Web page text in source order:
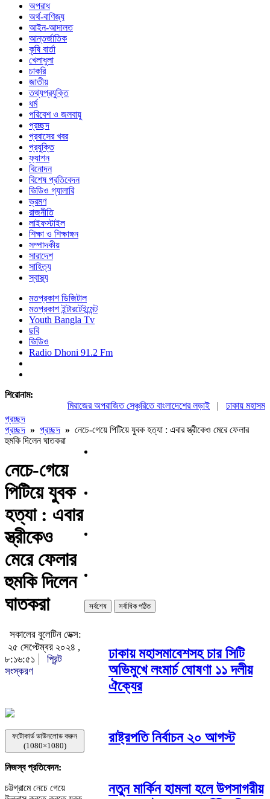
অপরাধ
অর্থ-বাণিজ্য
আইন-আদালত
আন্তর্জাতিক
কৃষি বার্তা
খেলাধুলা
চাকরি
জাতীয়
তথ্যপ্রযুক্তি
ধর্ম
পরিবেশ ও জলবায়ু
প্রচ্ছদ
প্রবাসের খবর
প্রযুক্তি
ফ্যাশন
বিনোদন
বিশেষ প্রতিবেদন
ভিডিও গ্যালারি
ভ্রমণ
রাজনীতি
লাইফস্টাইল
শিক্ষা ও শিক্ষাঙ্গন
সম্পাদকীয়
সারাদেশ
সাহিত্য
স্বাস্থ্য
মতপ্রকাশ ডিজিটাল
মতপ্রকাশ ইন্টারটেইন্মেন্ট
Youth Bangla Tv
ছবি
ভিডিও
Radio Dhoni 91.2 Fm
শিরোনাম:
মিরাজের অপরাজিত সেঞ্চুরিতে বাংলাদেশের লড়াই|ঢাকায়
প্রচ্ছদ
প্রচ্ছদ » প্রচ্ছদ » নেচে-গেয়ে পিটিয়ে যুবক হত্যা : এবার স্ত্রীকেও মেরে ফেলার
হুমকি দিলেন ঘাতকরা
নেচে-গেয়ে
পিটিয়ে যুবক
হত্যা : এবার
স্ত্রীকেও
মেরে ফেলার
হুমকি দিলেন
ঘাতকরা
সকালের বুলেটিন ডেক্স:
২৫ সেপ্টেম্বর ২০২৪ ,
৮:১৬:৫১
প্রিন্ট
সংস্করণ
ফটোকার্ড ডাউনলোড করুন
(1080×1080)
নিজস্ব প্রতিবেদন:
চট্টগ্রামে নেচে গেয়ে
সর্বশেষ সর্বাধিক পঠিত
ঢাকায় মহাসমাবেশসহ চার সিটি
অভিমুখে লংমার্চ ঘোষণা ১১ দলীয়
ঐক্যের
রাষ্ট্রপতি নির্বাচন ২০ আগস্ট
নতুন মার্কিন হামলা হলে উপসাগরীয়